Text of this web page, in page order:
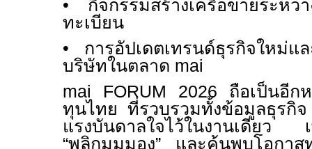
• กิจกรรมสร้างเครือข่ายระหว่
ทะเบียน
• การอัปเดตเทรนด์ธุรกิจใหม่แ
บริษัทในตลาด mai
mai FORUM 2026 ถือเป็นอีก
ทุนไทย ที่รวบรวมทั้งข้อมูลธุรกิ
แรงบันดาลใจไว้ในงานเดียว
“พลิกมุมมอง” และค้นพบโอกาส